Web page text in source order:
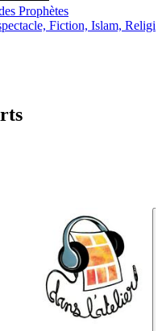
Prophètes
Fiction, Islam,